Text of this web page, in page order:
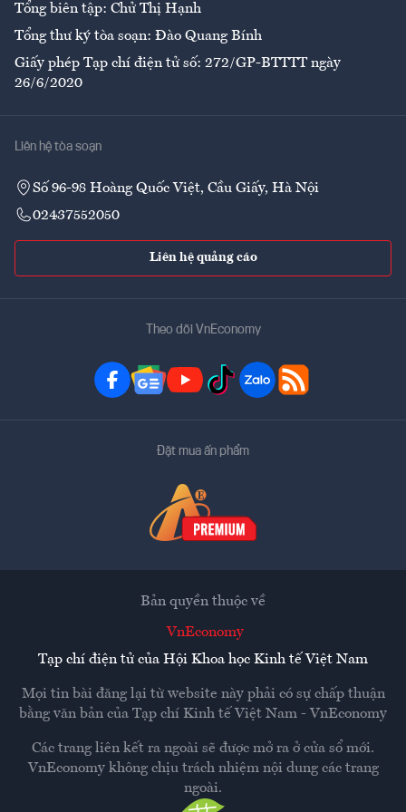
Tổng biên tập: Chử Thị Hạnh
Tổng thư ký tòa soạn: Đào Quang Bính
Giấy phép Tạp chí điện tử số: 272/GP-BTTTT ngày
26/6/2020
Liên hệ tòa soạn
Số 96-98 Hoàng Quốc Việt, Cầu Giấy, Hà Nội
02437552050
Liên hệ quảng cáo
Theo dõi VnEconomy
Đặt mua ấn phẩm
Bản quyền thuộc về
VnEconomy
Tạp chí điện tử của Hội Khoa học Kinh tế Việt Nam
Mọi tin bài đăng lại từ website này phải có sự chấp thuận
bằng văn bản của Tạp chí Kinh tế Việt Nam - VnEconomy
Các trang liên kết ra ngoài sẽ được mở ra ở cửa sổ mới.
VnEconomy không chịu trách nhiệm nội dung các trang
ngoài.